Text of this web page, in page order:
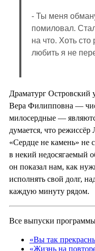
- Ты меня
помиловал.
на что. Хоть
любить я не
Драматург Островский
Вера Филипповна —
милосердные —
думается, что
«Сердце не камень» не
в некий недосягаемый
он показал нам, как
исполнять свой долг,
каждую минуту рядом.
Все выпуски
«Вы так
«Жизнь на